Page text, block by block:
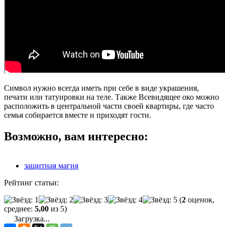
Символ нужно всегда иметь при себе в виде украшения,
печати или татуировки на теле. Также Всевидящее око можно
расположить в центральной части своей квартиры, где часто
семья собирается вместе и приходят гости.
Возможно, вам интересно:
защитная магия
Рейтинг статьи:
(2 оценок,
среднее: 5,00 из 5)
Загрузка...